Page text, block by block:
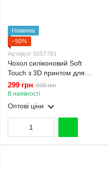
Новинка
−50%
Артикул: 0057781
Чохол силіконовий Soft
Touch з 3D принтом для
Samsung Galaxy S25
рожевий (Повний захист
камери)
299 грн 600 грн
В наявності
Оптові ціни